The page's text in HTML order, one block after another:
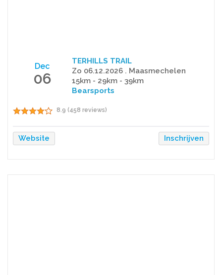
Dec
06
TERHILLS TRAIL
Zo 06.12.2026 . Maasmechelen
15km - 29km - 39km
Bearsports
8.9 (458 reviews)
Website Inschrijven